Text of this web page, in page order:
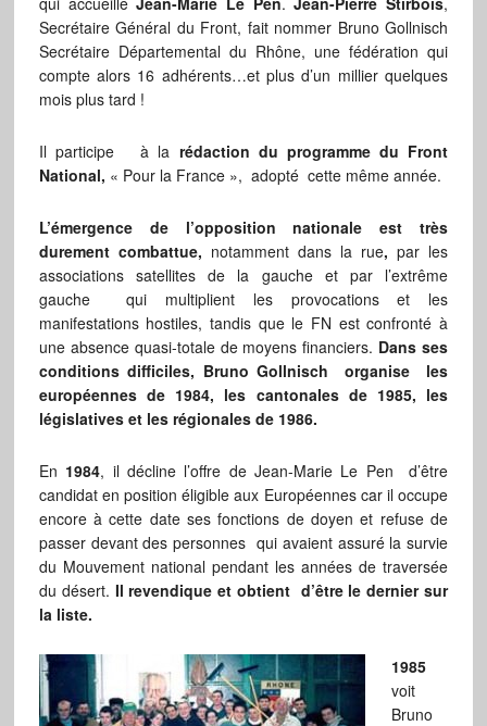
Secrétaire Général du Front, fait nommer Bruno Gollnisch
Secrétaire Départemental du Rhône, une fédération qui
compte alors 16 adhérents…et plus d’un millier quelques
mois plus tard !
Il participe à la rédaction du programme du Front
National, « Pour la France », adopté cette même année.
L’émergence de l’opposition nationale est très
durement combattue, notamment dans la rue, par les
associations satellites de la gauche et par l’extrême
gauche qui multiplient les provocations et les
manifestations hostiles, tandis que le FN est confronté à
une absence quasi-totale de moyens financiers. Dans ses
conditions difficiles, Bruno Gollnisch organise les
européennes de 1984, les cantonales de 1985, les
législatives et les régionales de 1986.
En 1984, il décline l’offre de Jean-Marie Le Pen d’être
candidat en position éligible aux Européennes car il occupe
encore à cette date ses fonctions de doyen et refuse de
passer devant des personnes qui avaient assuré la survie
du Mouvement national pendant les années de traversée
du désert. Il revendique et obtient d’être le dernier sur
la liste.
1985
voit
Bruno